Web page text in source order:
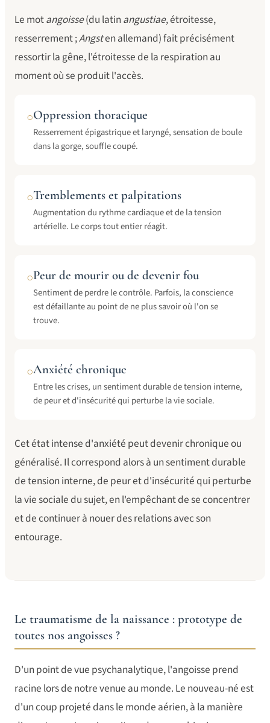
Le motangoisse(du latinangustiae, étroitesse,
resserrement ;Angsten allemand) fait précisément
ressortir la gêne, l'étroitesse de la respiration au
moment où se produit l'accès.
○Oppression thoracique
Resserrement épigastrique et laryngé, sensation de boule
dans la gorge, souffle coupé.
○Tremblements et palpitations
Augmentation du rythme cardiaque et de la tension
artérielle. Le corps tout entier réagit.
○Peur de mourir ou de devenir fou
Sentiment de perdre le contrôle. Parfois, la conscience
est défaillante au point de ne plus savoir où l'on se
trouve.
○Anxiété chronique
Entre les crises, un sentiment durable de tension interne,
de peur et d'insécurité qui perturbe la vie sociale.
Cet état intense d'anxiété peut devenir chronique ou
généralisé. Il correspond alors à un sentiment durable
de tension interne, de peur et d'insécurité qui perturbe
la vie sociale du sujet, en l'empêchant de se concentrer
et de continuer à nouer des relations avec son
entourage.
Le traumatisme de la naissance : prototype de
toutes nos angoisses ?
D'un point de vue psychanalytique, l'angoisse prend
racine lors de notre venue au monde. Le nouveau-né est
d'un coup projeté dans le monde aérien, à la manière